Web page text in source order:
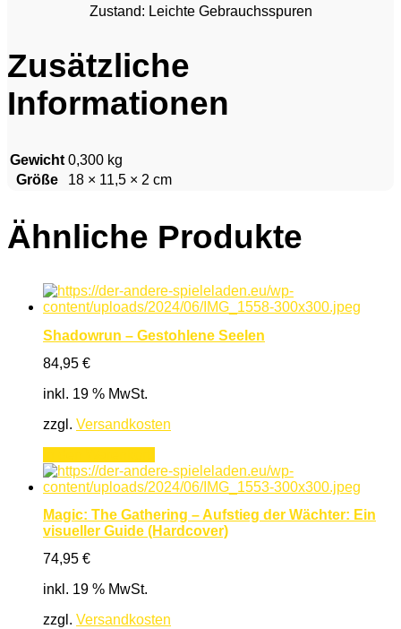
Zustand: Leichte Gebrauchsspuren
Zusätzliche
Informationen
Gewicht 0,300 kg
Größe
18 × 11,5 × 2 cm
Ähnliche Produkte
Shadowrun – Gestohlene Seelen
84,95 €
inkl. 19 % MwSt.
zzgl. Versandkosten
Magic: The Gathering – Aufstieg der Wächter: Ein
visueller Guide (Hardcover)
74,95 €
inkl. 19 % MwSt.
zzgl. Versandkosten